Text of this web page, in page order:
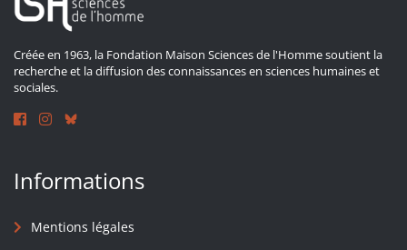
Créée en 1963, la Fondation Maison Sciences de l'Homme soutient la
recherche et la diffusion des connaissances en sciences humaines et
sociales.
Informations
Mentions légales